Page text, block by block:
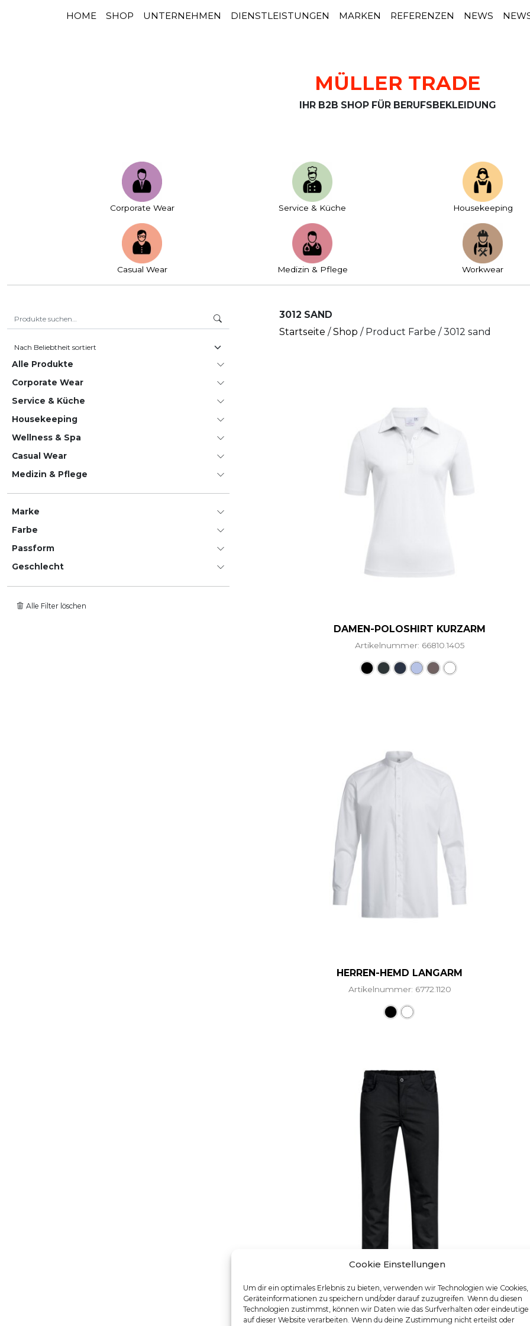
Cookie Einstellungen
Um dir ein optimales Erlebnis zu bieten, verwenden wir Technologien wie
Geräteinformationen zu speichern und/oder darauf zuzugreifen. Wenn du diesen
Technologien zustimmst, können wir Daten wie das Surfverhalten oder eindeutige
auf dieser Website verarbeiten. Wenn du deine Zustimmung nicht erteilst oder
HAUPTNAVIGATION
HOME SHOP UNTERNEHMEN DIENSTLEISTUNGEN MARKEN REFERENZEN NEWS
MÜLLER TRADE
IHR B2B SHOP FÜR BERUFSBEKLEIDUNG
Corporate Wear Service & Küche House­keeping
Casual Wear Medizin & Pflege Workwear
Alle Produkte
Corporate Wear
Service & Küche
House­keeping
Wellness & Spa
Casual Wear
Medizin & Pflege
Marke
Farbe
Passform
Geschlecht
Alle Filter löschen
3012 SAND
Startseite /Shop / Product Farbe / 3012 sand
DAMEN-POLOSHIRT KURZARM
Artikelnummer: 66810.1405
HERREN-HEMD LANGARM
Artikelnummer: 6772.1120
HERREN-KOCHHOSE